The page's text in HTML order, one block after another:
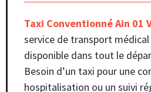
Taxi Conventionné Ain 01
service de transport
disponible dans tout le
Besoin d’un taxi pour une
hospitalisation ou un suivi